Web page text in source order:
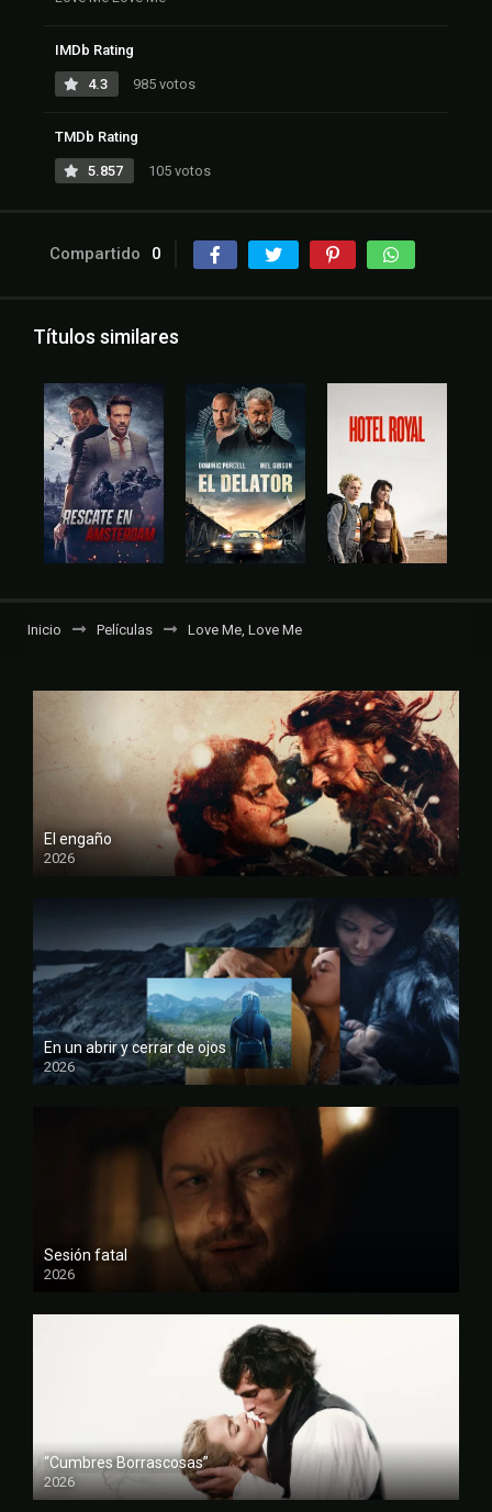
IMDb Rating
4.3 985 votos
TMDb Rating
5.857 105 votos
Compartido 0
Títulos similares
Inicio Películas Love Me, Love Me
El engaño
2026
FULL HD
En un abrir y cerrar de ojos
2026
FULL HD
Sesión fatal
2026
FULL HD
“Cumbres Borrascosas”
2026
FULL HD